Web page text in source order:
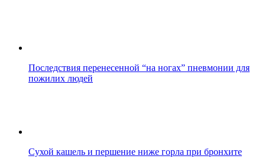
Последствия перенесенной “на ногах” пневмонии для
пожилих людей
Сухой кашель и першение ниже горла при бронхите